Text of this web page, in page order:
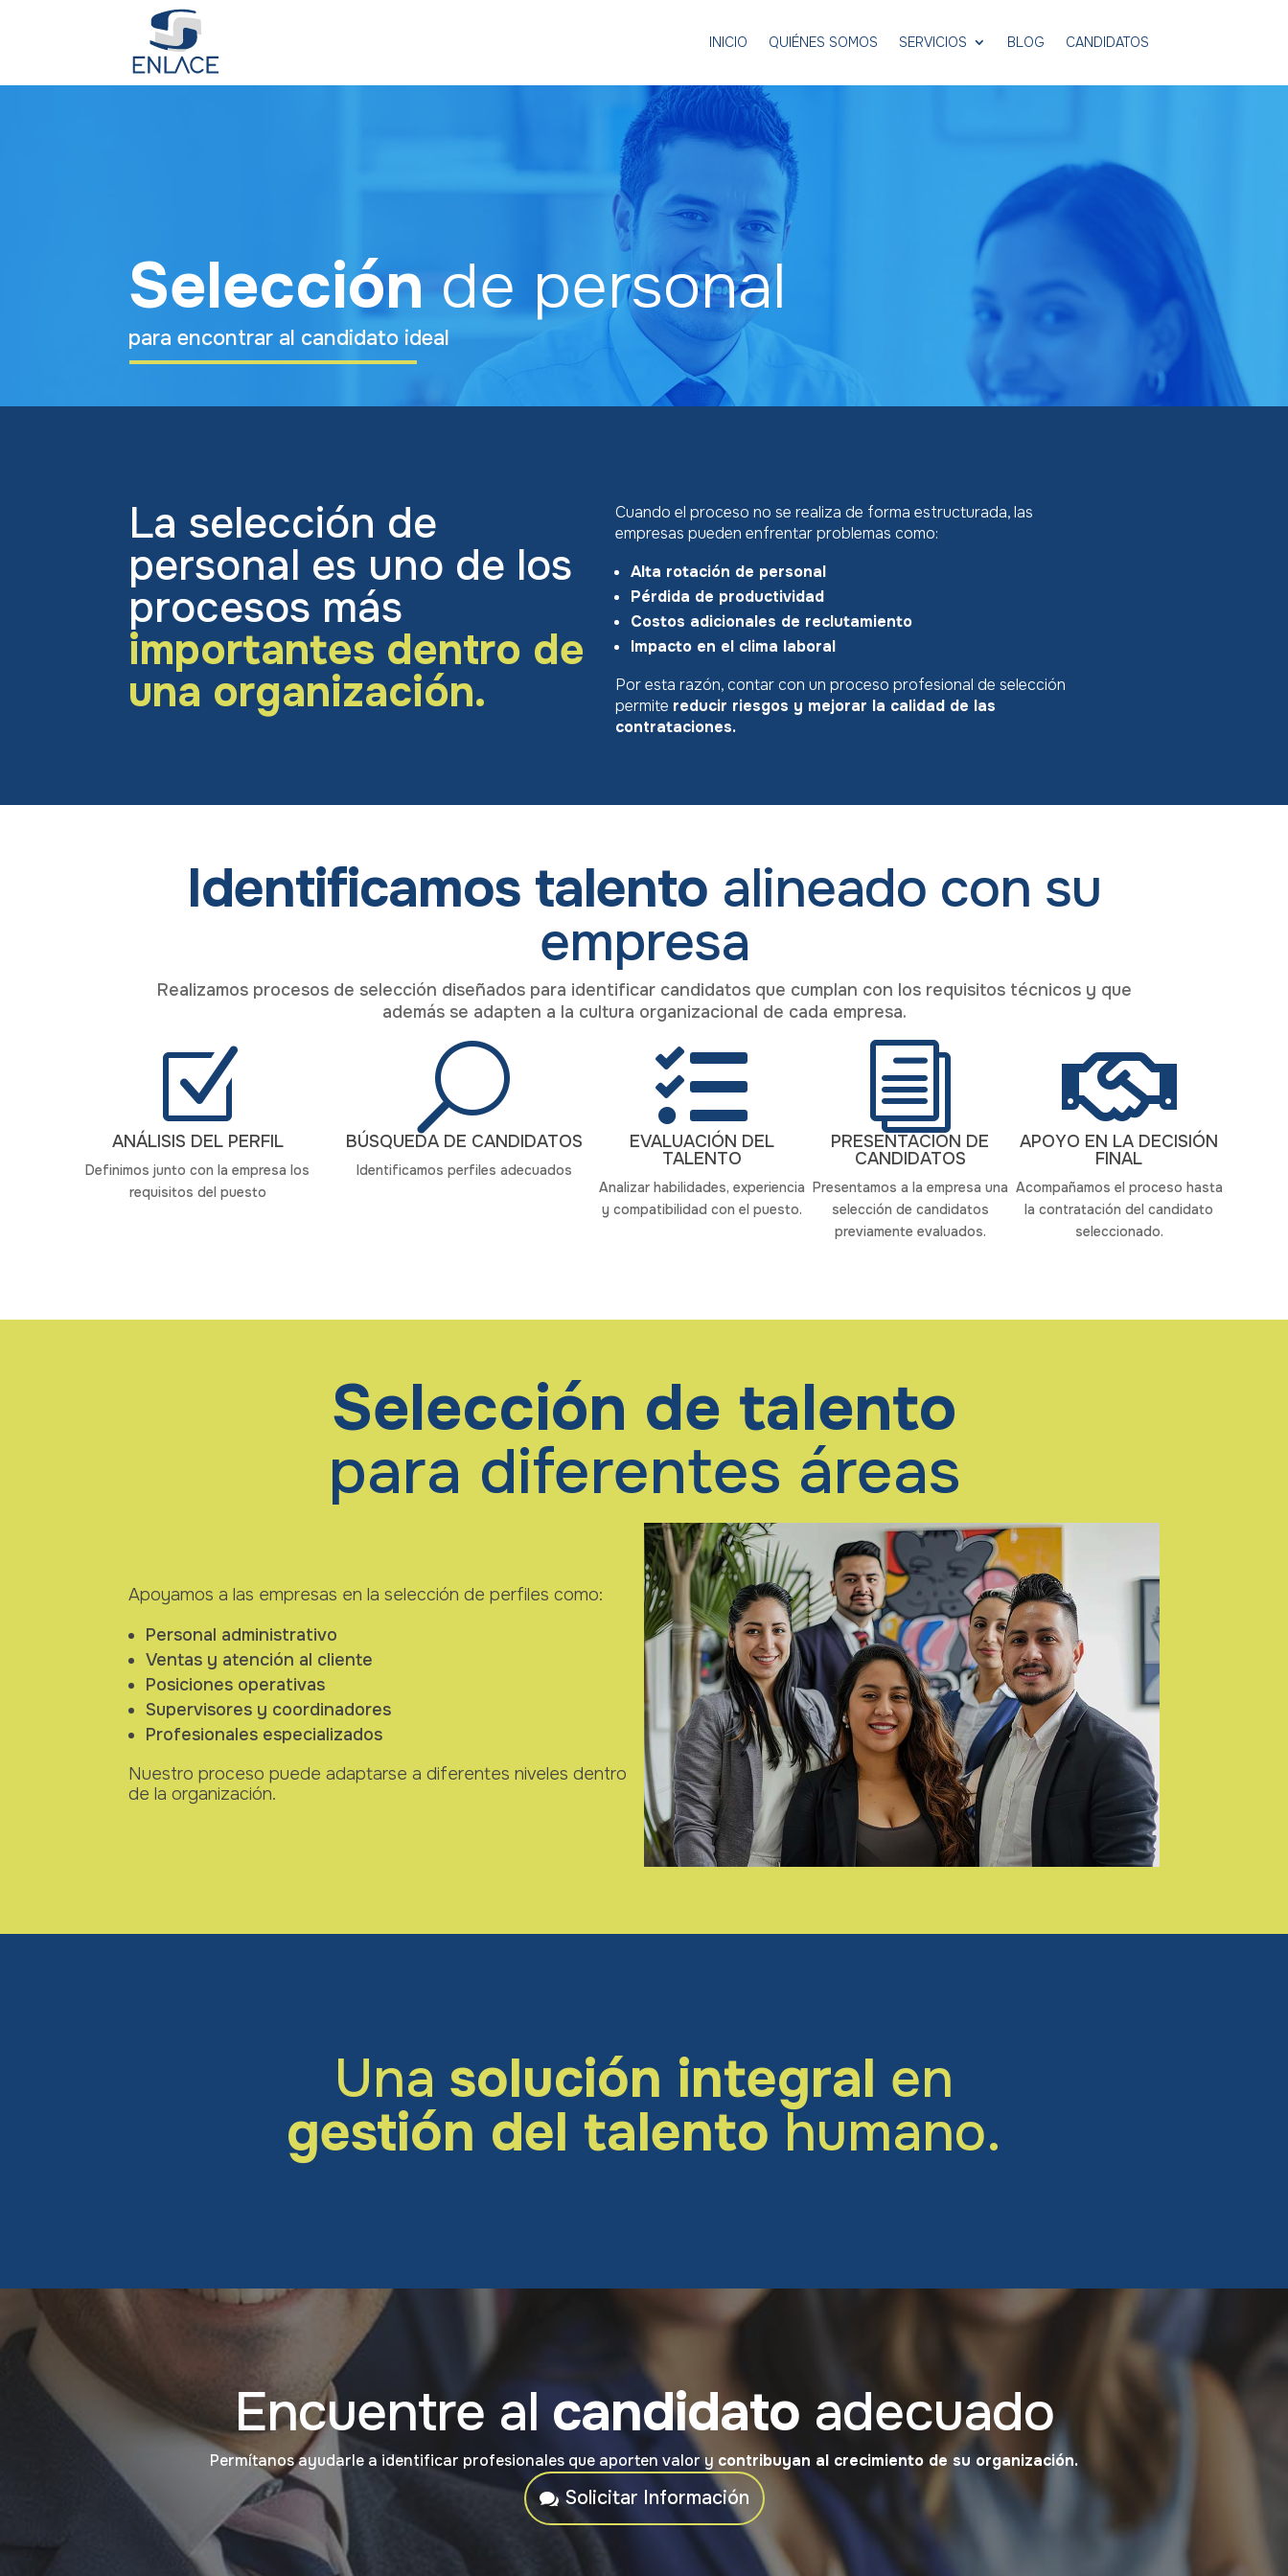
INICIO QUIÉNES SOMOS SERVICIOS BLOG CANDIDATOS
Selección de personal
para encontrar al candidato ideal
La selección de
personal es uno de los
procesos más
importantes dentro de
una organización.
Cuando el proceso no se realiza de forma estructurada, las
empresas pueden enfrentar problemas como:
Alta rotación de personal
Pérdida de productividad
Costos adicionales de reclutamiento
Impacto en el clima laboral
Por esta razón, contar con un proceso profesional de selección
permite reducir riesgos y mejorar la calidad de las
contrataciones.
Identificamos talento alineado con su
empresa
Realizamos procesos de selección diseñados para identificar candidatos que cumplan con los requisitos técnicos y que
además se adapten a la cultura organizacional de cada empresa.
Z
ANÁLISIS DEL PERFIL
Definimos junto con la empresa los
requisitos del puesto
U
BÚSQUEDA DE CANDIDATOS
Identificamos perfiles adecuados

EVALUACIÓN DEL
TALENTO
Analizar habilidades, experiencia
y compatibilidad con el puesto.
i
PRESENTACIÓN DE
CANDIDATOS
Presentamos a la empresa una
selección de candidatos
previamente evaluados.

APOYO EN LA DECISIÓN
FINAL
Acompañamos el proceso hasta
la contratación del candidato
seleccionado.
Selección de talento
para diferentes áreas
Apoyamos a las empresas en la selección de perfiles como:
Personal administrativo
Ventas y atención al cliente
Posiciones operativas
Supervisores y coordinadores
Profesionales especializados
Nuestro proceso puede adaptarse a diferentes niveles dentro
de la organización.
Una solución integral en
gestión del talento humano.
Encuentre al candidato adecuado
Permítanos ayudarle a identificar profesionales que aporten valor y contribuyan al crecimiento de su organización.
Solicitar Información